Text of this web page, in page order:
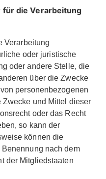
die Verarbeitung
Verarbeitung
oder juristische
oder andere Stelle, die
über die Zwecke
personenbezogenen
und Mittel dieser
oder das Recht
so kann der
können die
nach dem
der Mitgliedstaaten